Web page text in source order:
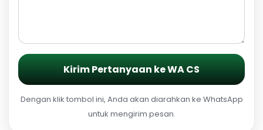
Kirim Pertanyaan ke WA CS
Dengan klik tombol ini, Anda akan diarahkan ke WhatsApp
untuk mengirim pesan.